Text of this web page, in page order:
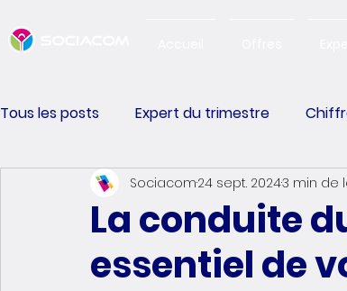
Tous les posts Expert du trimestre
Happiness Performance Change
La conduite
essentiel de
Sociacom24 sept. 20243 min de